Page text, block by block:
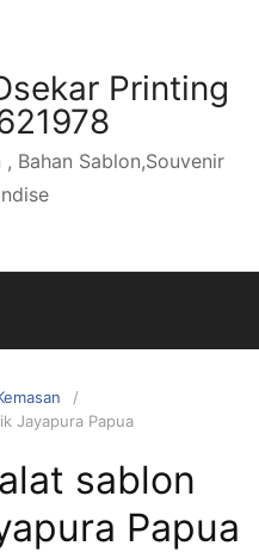
Printing
Bahan Sablon,Souvenir
Jayapura Papua
sablon
Papua